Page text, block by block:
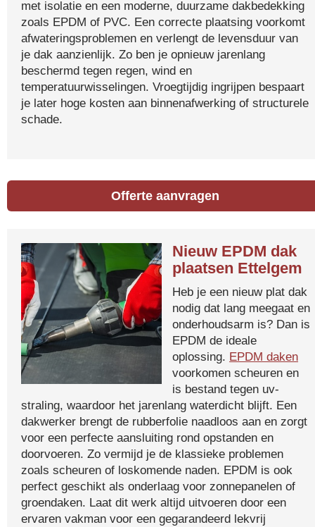
met isolatie en een moderne, duurzame dakbedekking
zoals EPDM of PVC. Een correcte plaatsing voorkomt
afwateringsproblemen en verlengt de levensduur van
je dak aanzienlijk. Zo ben je opnieuw jarenlang
beschermd tegen regen, wind en
temperatuurwisselingen. Vroegtijdig ingrijpen bespaart
je later hoge kosten aan binnenafwerking of structurele
schade.
Offerte aanvragen
Nieuw EPDM dak
plaatsen Ettelgem
Heb je een nieuw plat dak
nodig dat lang meegaat en
onderhoudsarm is? Dan is
EPDM de ideale
oplossing. EPDM daken
voorkomen scheuren en
is bestand tegen uv-
straling, waardoor het jarenlang waterdicht blijft. Een
dakwerker brengt de rubberfolie naadloos aan en zorgt
voor een perfecte aansluiting rond opstanden en
doorvoeren. Zo vermijd je de klassieke problemen
zoals scheuren of loskomende naden. EPDM is ook
perfect geschikt als onderlaag voor zonnepanelen of
groendaken. Laat dit werk altijd uitvoeren door een
ervaren vakman voor een gegarandeerd lekvrij